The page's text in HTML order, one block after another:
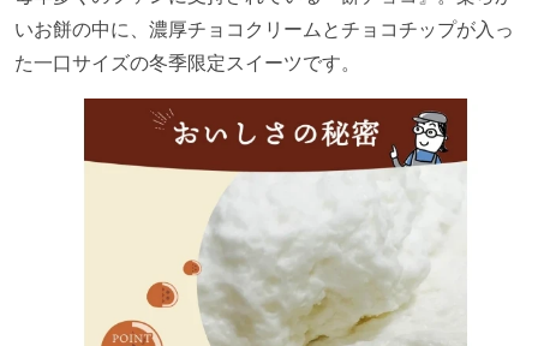
いお餅の中に、濃厚チョコクリームとチョコチップが入っ
た一口サイズの冬季限定スイーツです。